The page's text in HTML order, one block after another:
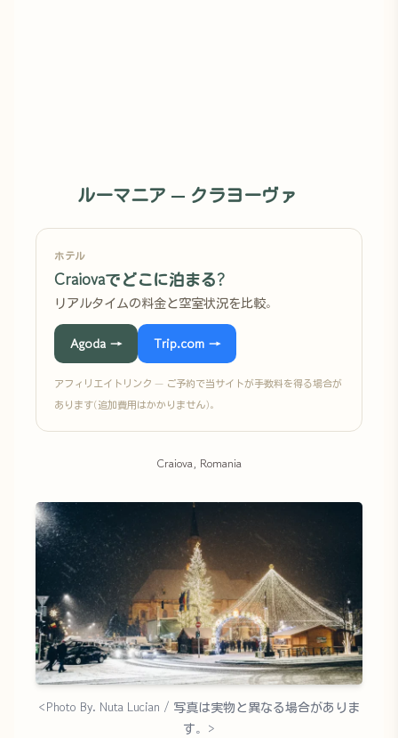
ルーマニア — クラヨーヴァ
ホテル
Craiovaでどこに泊まる?
リアルタイムの料金と空室状況を比較。
Agoda → Trip.com →
アフィリエイトリンク — ご予約で当サイトが手数料を得る場合が
あります(追加費用はかかりません)。
Craiova, Romania
<Photo By. Nuta Lucian / 写真は実物と異なる場合がありま
す。>